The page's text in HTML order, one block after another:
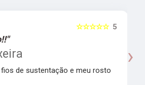
5
☆☆☆☆☆
fios de sustentação e meu rosto
›